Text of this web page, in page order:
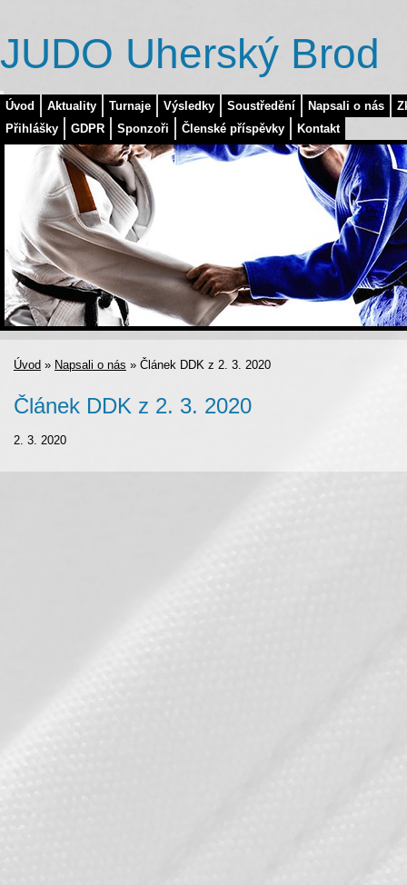
Úvod Aktuality Turnaje Výsledky Soustředění Napsali o nás
Přihlášky
GDPR Sponzoři Členské příspěvky Kontakt
JUDO Uherský Brod
Úvod » Napsali o nás » Článek DDK z 2. 3. 2020
Článek DDK z 2. 3. 2020
2. 3. 2020